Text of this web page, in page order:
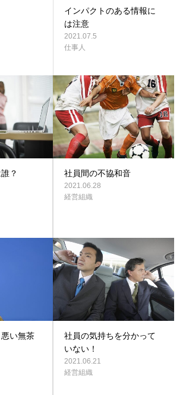
インパクトのある情報に
は注意
2021.07.5
仕事人
？ 社員間の不協和音
2021.06.28
経営組織
い無茶
社員の気持ちを分かって
いない！
2021.06.21
経営組織